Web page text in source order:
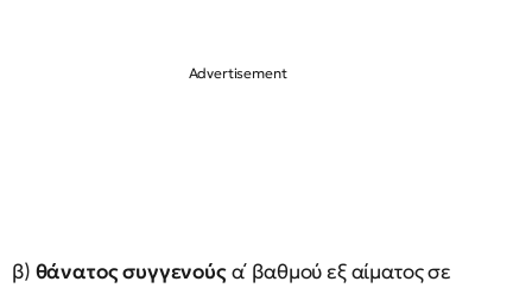
β) θάνατος συγγενούςα΄ βαθμού εξ αίματος σε